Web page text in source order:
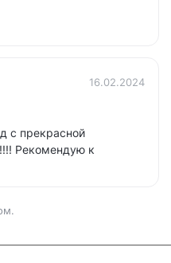
16.02.2024
с прекрасной
Рекомендую к